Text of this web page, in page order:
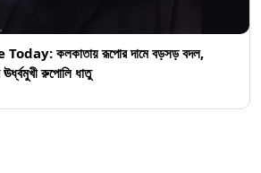
কলকাতায় রূপোর দামে বড়সড় বদল,
রুপোলি ধাতু